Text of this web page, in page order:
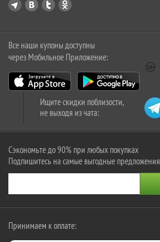
Все наши купоны доступны
через Мобильное Приложение:
Ищите скидки поблизости,
не выходя из чата:
Сэкономьте до 90% при любых покупках
Подпишитесь на самые выгодные предложения
Принимаем к оплате: